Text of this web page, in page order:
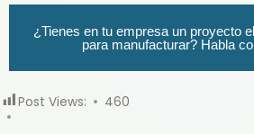
¿Tienes en tu empresa un proyecto
para manufacturar? Habla
Post Views: 460